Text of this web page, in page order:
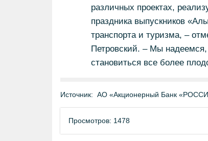
различных проектах,
праздника выпускников
транспорта и туризма, –
Петровский. – Мы надеемся,
становиться все более
Источник: АО «Акционерный Банк
Просмотров: 1478